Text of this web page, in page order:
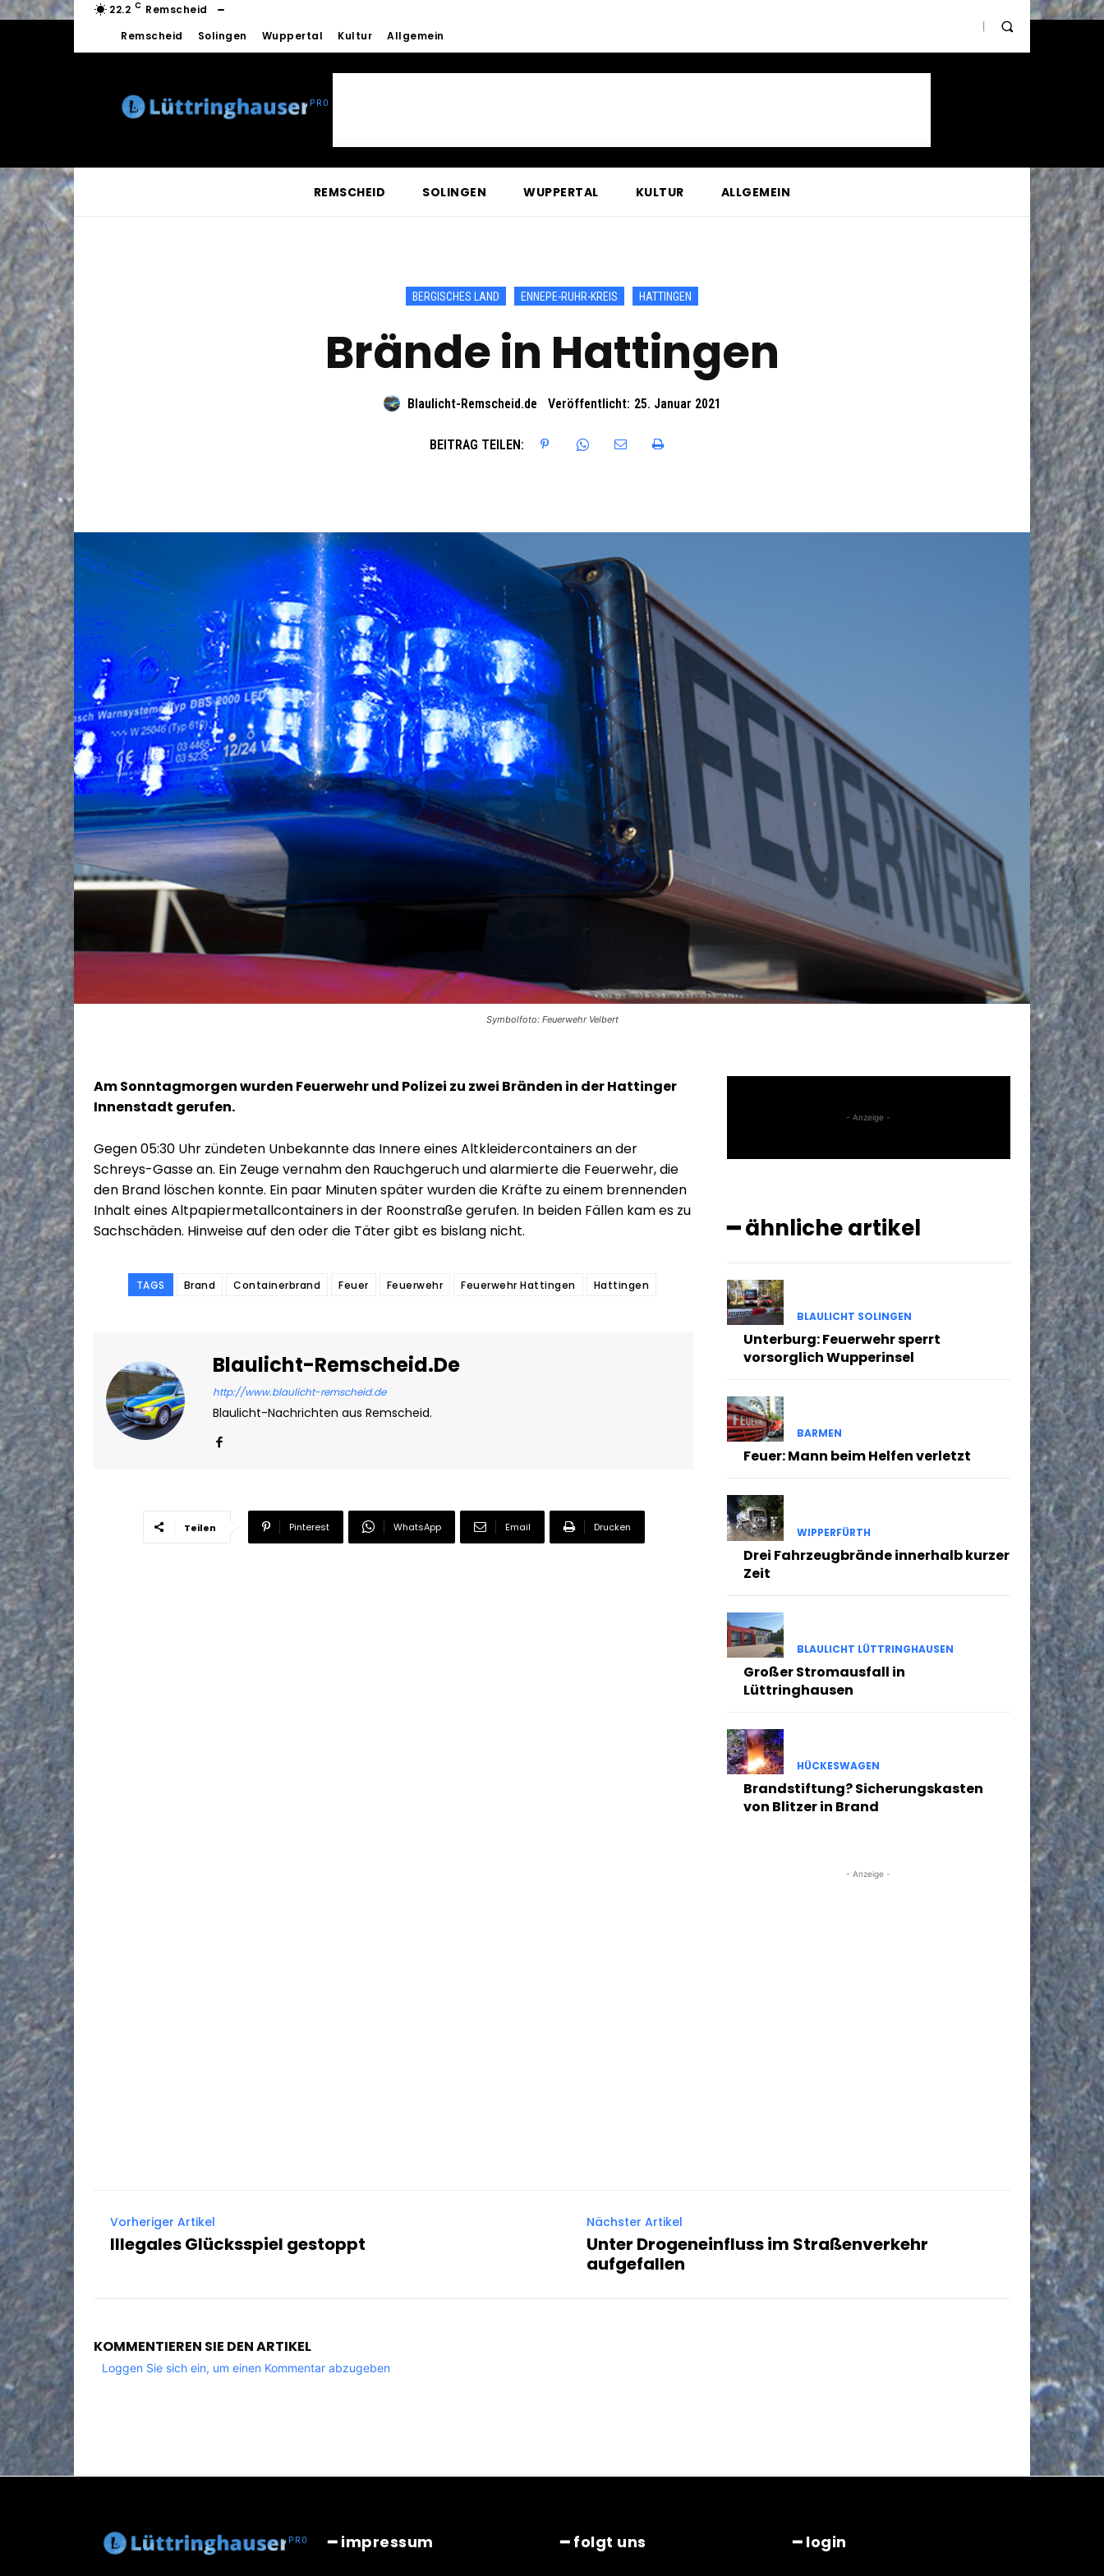
22.2 C Remscheid
Remscheid
Solingen Wuppertal Kultur Allgemein
REMSCHEID SOLINGEN WUPPERTAL KULTUR ALLGEMEIN
BERGISCHES LAND ENNEPE-RUHR-KREIS HATTINGEN
Brände in Hattingen
Blaulicht-Remscheid.de Veröffentlicht: 25. Januar 2021
BEITRAG TEILEN:
Symbolfoto: Feuerwehr Velbert
Am Sonntagmorgen wurden Feuerwehr und Polizei zu zwei Bränden in der Hattinger
Innenstadt gerufen.
Gegen 05:30 Uhr zündeten Unbekannte das Innere eines Altkleidercontainers an der
Schreys-Gasse an. Ein Zeuge vernahm den Rauchgeruch und alarmierte die Feuerwehr, die
den Brand löschen konnte. Ein paar Minuten später wurden die Kräfte zu einem brennenden
Inhalt eines Altpapiermetallcontainers in der Roonstraße gerufen. In beiden Fällen kam es zu
Sachschäden. Hinweise auf den oder die Täter gibt es bislang nicht.
TAGS Brand Containerbrand Feuer Feuerwehr Feuerwehr Hattingen Hattingen
Blaulicht-Remscheid.de
http://www.blaulicht-remscheid.de
Blaulicht-Nachrichten aus Remscheid.
Teilen Pinterest WhatsApp Email Drucken
- Anzeige -
━ ähnliche artikel
BLAULICHT SOLINGEN
Unterburg: Feuerwehr sperrt
vorsorglich Wupperinsel
BARMEN
Feuer: Mann beim Helfen verletzt
WIPPERFÜRTH
Drei Fahrzeugbrände innerhalb kurzer
Zeit
BLAULICHT LÜTTRINGHAUSEN
Großer Stromausfall in
Lüttringhausen
HÜCKESWAGEN
Brandstiftung? Sicherungskasten
von Blitzer in Brand
- Anzeige -
Vorheriger Artikel
Illegales Glücksspiel gestoppt
Nächster Artikel
Unter Drogeneinfluss im Straßenverkehr
aufgefallen
KOMMENTIEREN SIE DEN ARTIKEL
Loggen Sie sich ein, um einen Kommentar abzugeben
━ impressum ━ folgt uns ━ login